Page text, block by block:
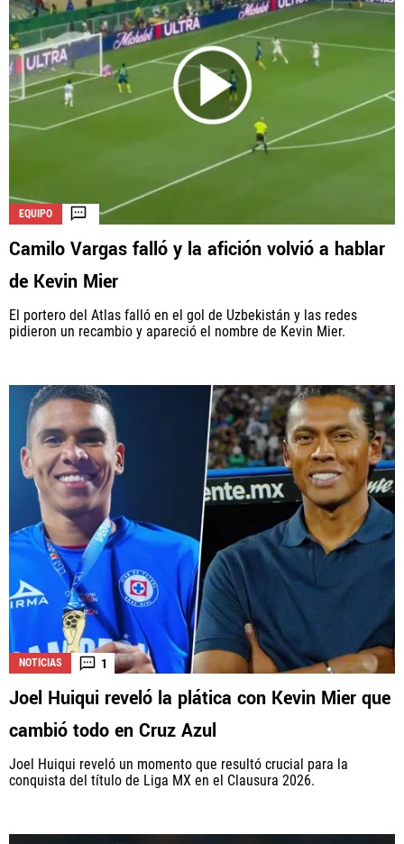
EQUIPO
Camilo Vargas falló y la afición volvió a hablar
de Kevin Mier
El portero del Atlas falló en el gol de Uzbekistán y las redes
pidieron un recambio y apareció el nombre de Kevin Mier.
NOTICIAS 1
Joel Huiqui reveló la plática con Kevin Mier que
cambió todo en Cruz Azul
Joel Huiqui reveló un momento que resultó crucial para la
conquista del título de Liga MX en el Clausura 2026.